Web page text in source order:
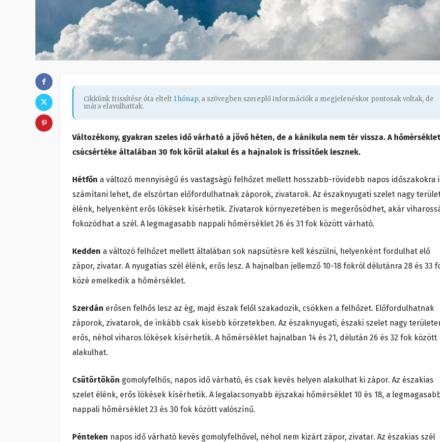
Cikkünk frissítése óta eltelt 1 hónap, a szövegben szereplő információk a megjelenéskor pontosak voltak, de
mára elavulhattak.
Változékony, gyakran szeles idő várható a jövő héten, de a kánikula nem tér vissza. A hőmérséklet
csúcsértéke általában 30 fok körül alakul és a hajnalok is frissítőek lesznek.
Hétfőn a változó mennyiségű és vastagságú felhőzet mellett hosszabb-rövidebb napos időszakokra
számítani lehet, de elszórtan előfordulhatnak záporok, zivatarok. Az északnyugati szelet nagy
élénk, helyenként erős lökések kísérhetik. Zivatarok környezetében is megerősödhet, akár
fokozódhat a szél. A legmagasabb nappali hőmérséklet 26 és 31 fok között várható.
Kedden a változó felhőzet mellett általában sok napsütésre kell készülni, helyenként fordulhat elő
zápor, zivatar. A nyugatias szél élénk, erős lesz. A hajnalban jellemző 10-18 fokról délutánra 28 és 33
közé emelkedik a hőmérséklet.
Szerdán erősen felhős lesz az ég, majd észak felől szakadozik, csökken a felhőzet. Előfordulhatnak
záporok, zivatarok, de inkább csak kisebb körzetekben. Az északnyugati, északi szelet nagy
erős, néhol viharos lökések kísérhetik. A hőmérséklet hajnalban 14 és 21, délután 26 és 32 fok között
alakulhat.
Csütörtökön gomolyfelhős, napos idő várható, és csak kevés helyen alakulhat ki zápor. Az északias
szelet élénk, erős lökések kísérhetik. A legalacsonyabb éjszakai hőmérséklet 10 és 18, a
nappali hőmérséklet 23 és 30 fok között valószínű.
Pénteken napos idő várható kevés gomolyfelhővel, néhol nem kizárt zápor, zivatar. Az északias szél